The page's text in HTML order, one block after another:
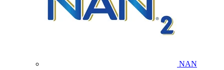
NAN